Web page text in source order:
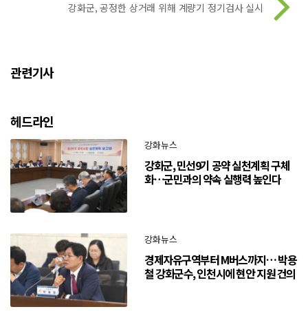
강화군, 공정한 상거래 위해 계량기 정기검사 실시
관련기사
헤드라인
강화뉴스
강화군, 민선9기 공약 실천계획 구체
화…군민과의 약속 실행력 높인다
강화뉴스
경제자유구역부터 M버스까지… 박용
철 강화군수, 인천시에 현안 지원 건의